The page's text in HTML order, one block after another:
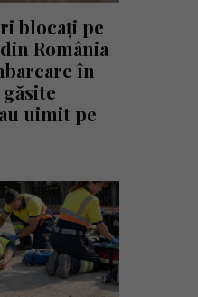
blocați pe
România
în
uimit pe